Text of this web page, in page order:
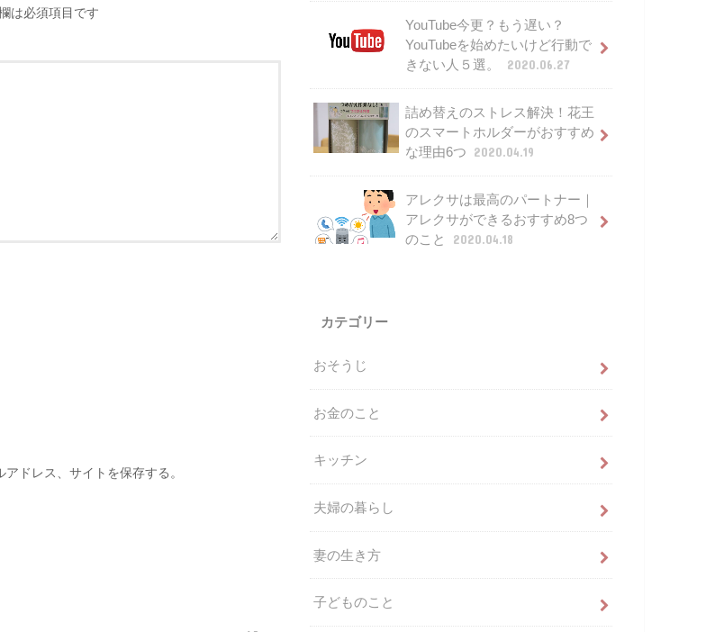
は必須項目です
ドレス、サイトを保存する。
YouTube今更？もう遅い？
YouTubeを始めたいけど行動で
きない人５選。
2020.06.27
詰め替えのストレス解決！花王
のスマートホルダーがおすすめ
な理由6つ
2020.04.19
アレクサは最高のパートナー｜
アレクサができるおすすめ8つ
のこと
2020.04.18
カテゴリー
おそうじ
お金のこと
キッチン
夫婦の暮らし
妻の生き方
子どものこと